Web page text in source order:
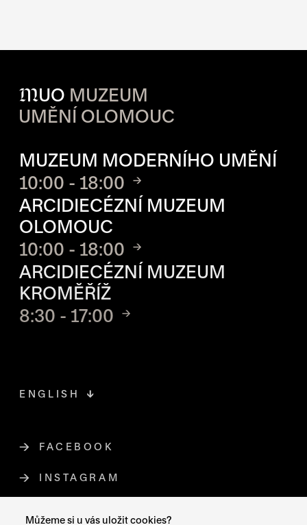
Můžeme si u vás uložit cookies?
MUO MUZEUM
UMĚNÍ OLOMOUC
MUZEUM MODERNÍHO UMĚNÍ
10:00 - 18:00
ARCIDIECÉZNÍ MUZEUM
OLOMOUC
10:00 - 18:00
ARCIDIECÉZNÍ MUZEUM
KROMĚŘÍŽ
8:30 - 17:00
FACEBOOKODKAZ SE OTEVŘE NA NOVÉ
INSTAGRAMODKAZ SE OTEVŘE NA NOVÉ
ENGLISH